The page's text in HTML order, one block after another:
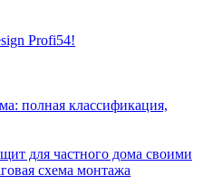
Profi54!
полная классификация,
для частного дома своими
схема монтажа